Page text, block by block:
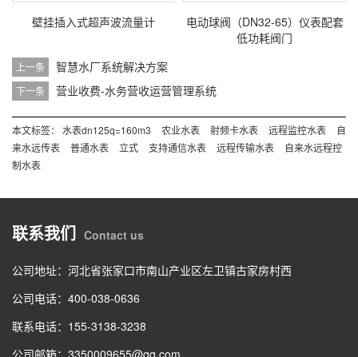
壁挂插入式超声波流量计
电动球阀（DN32-65）仪表配套
低功耗阀门
上一条 智慧水厂系统解决方案
下一条 营业收费-水务营收运营管理系统
本文标签： 水表dn125q=160m3 农业水表 射频卡水表 远程监控水表
自
来水远传表
普通水表 立式 支持通信水表 远程传输水表
自来水远程控
制水表
联系我们 Contact us
公司地址：河北省张家口市南山产业区左卫镇古家房村西
公司电话： 400-038-0636
联系电话： 155-3138-3238